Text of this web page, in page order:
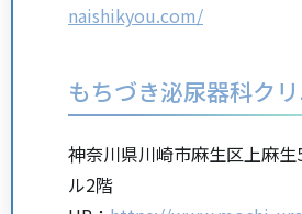
naishikyou.com/
もちづき泌尿器科ク
神奈川県川崎市麻生区上麻
ル2階